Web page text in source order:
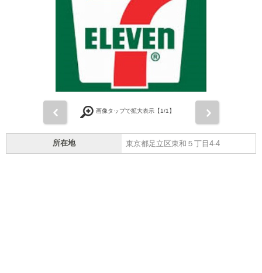
画像タップで拡大表示【1/1】
所在地 東京都足立区東和５丁目4-4